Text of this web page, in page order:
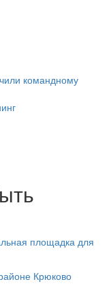
площадка для
Крюково